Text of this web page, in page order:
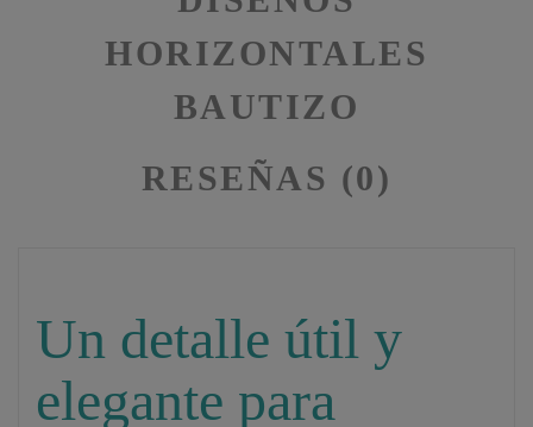
HORIZONTALES
BAUTIZO
RESEÑAS (0)
Un detalle útil y
elegante para